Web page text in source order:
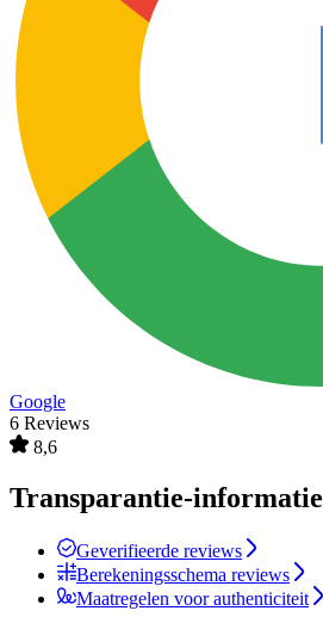
Google
6 Reviews
8,6
Transparantie-informatie
Geverifieerde reviews
Berekeningsschema reviews
Maatregelen voor authenticiteit